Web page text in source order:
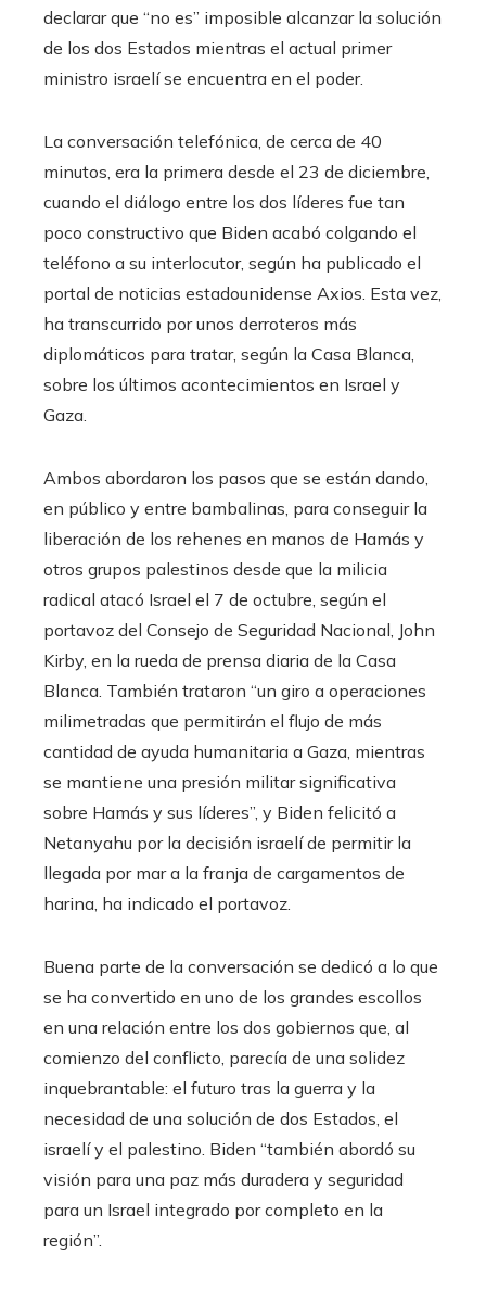
declarar que “no es” imposible alcanzar la solución
de los dos Estados mientras el actual primer
ministro israelí se encuentra en el poder.
La conversación telefónica, de cerca de 40
minutos, era la primera desde el 23 de diciembre,
cuando el diálogo entre los dos líderes fue tan
poco constructivo que Biden acabó colgando el
teléfono a su interlocutor, según ha publicado el
portal de noticias estadounidense Axios. Esta vez,
ha transcurrido por unos derroteros más
diplomáticos para tratar, según la Casa Blanca,
sobre los últimos acontecimientos en Israel y
Gaza.
Ambos abordaron los pasos que se están dando,
en público y entre bambalinas, para conseguir la
liberación de los rehenes en manos de Hamás y
otros grupos palestinos desde que la milicia
radical atacó Israel el 7 de octubre, según el
portavoz del Consejo de Seguridad Nacional, John
Kirby, en la rueda de prensa diaria de la Casa
Blanca. También trataron “un giro a operaciones
milimetradas que permitirán el flujo de más
cantidad de ayuda humanitaria a Gaza, mientras
se mantiene una presión militar significativa
sobre Hamás y sus líderes”, y Biden felicitó a
Netanyahu por la decisión israelí de permitir la
llegada por mar a la franja de cargamentos de
harina, ha indicado el portavoz.
Buena parte de la conversación se dedicó a lo que
se ha convertido en uno de los grandes escollos
en una relación entre los dos gobiernos que, al
comienzo del conflicto, parecía de una solidez
inquebrantable: el futuro tras la guerra y la
necesidad de una solución de dos Estados, el
israelí y el palestino. Biden “también abordó su
visión para una paz más duradera y seguridad
para un Israel integrado por completo en la
región”.